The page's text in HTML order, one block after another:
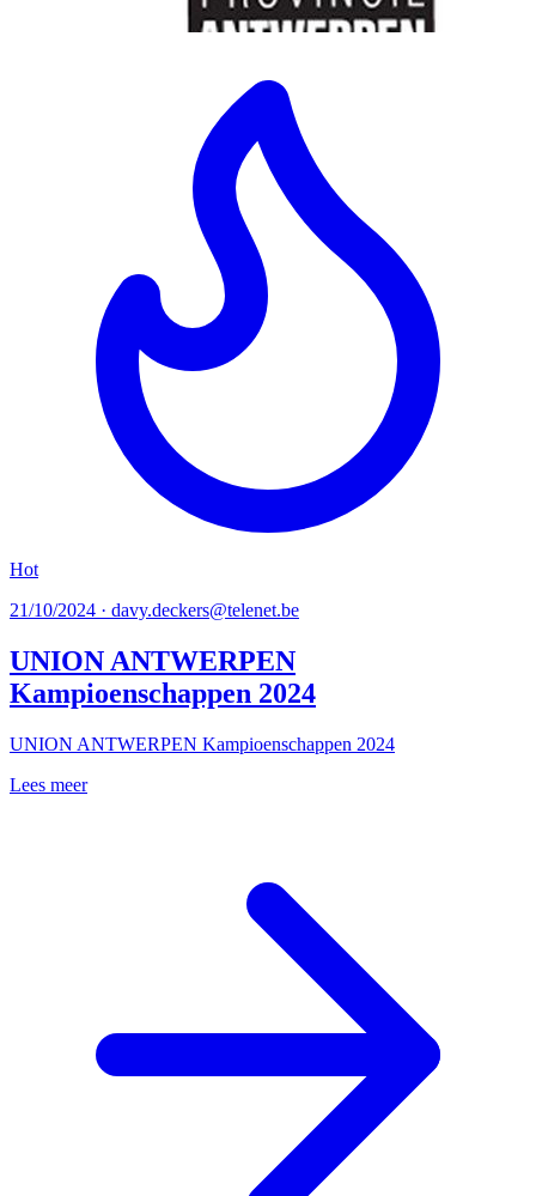
Hot
21/10/2024 · davy.deckers@telenet.be
UNION ANTWERPEN
Kampioenschappen 2024
UNION ANTWERPEN Kampioenschappen 2024
Lees meer